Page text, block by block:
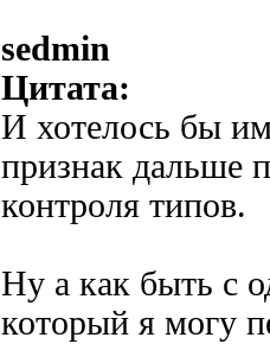
sedmin
Цитата:
И хотелось бы
признак дальше
контроля типов.
Ну а как быть с
который я могу